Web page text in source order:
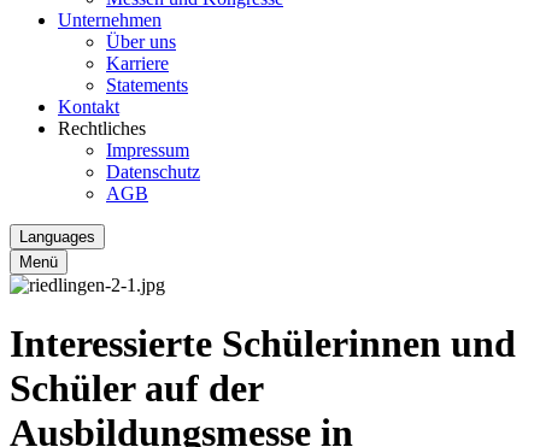
Unternehmen
Über uns
Karriere
Statements
Kontakt
Rechtliches
Impressum
Datenschutz
AGB
Languages
Menü
Interessierte Schülerinnen und
Schüler auf der
Ausbildungsmesse in